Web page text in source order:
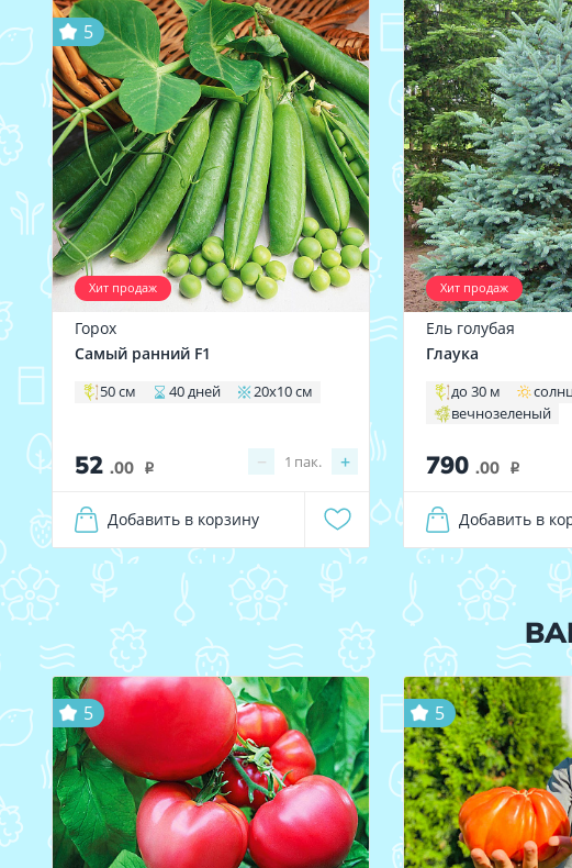
Хит продаж
5
Горох
Самый ранний F1
50 см 40 дней 20х10 см
52 .00 i − +
1 пак.
Добавить в корзину
Хит продаж
Ель голубая
Глаука
до 30 м
вечнозеленый
790 .00 i
Добавить в
5 5